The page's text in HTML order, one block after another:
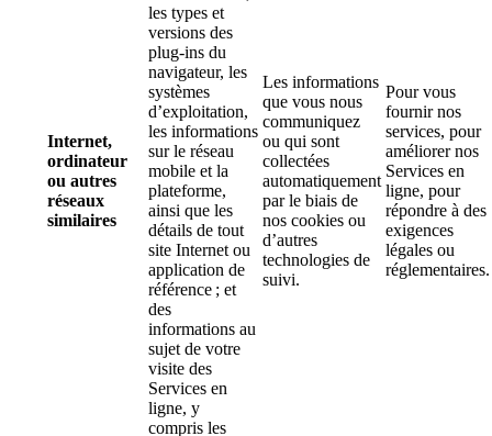
Internet,
ordinateur
ou autres
réseaux
similaires
les types et
versions des
plug-ins du
navigateur, les
systèmes
d’exploitation,
les informations
sur le réseau
mobile et la
plateforme,
ainsi que les
détails de tout
site Internet ou
application de
référence ; et
des
informations au
sujet de votre
visite des
Services en
ligne, y
compris les
Les informations
que vous nous
communiquez
ou qui sont
collectées
automatiquement
par le biais de
nos cookies ou
d’autres
technologies de
suivi.
Pour vous
fournir nos
services, pour
améliorer nos
Services en
ligne, pour
répondre à des
exigences
légales ou
réglementaires.